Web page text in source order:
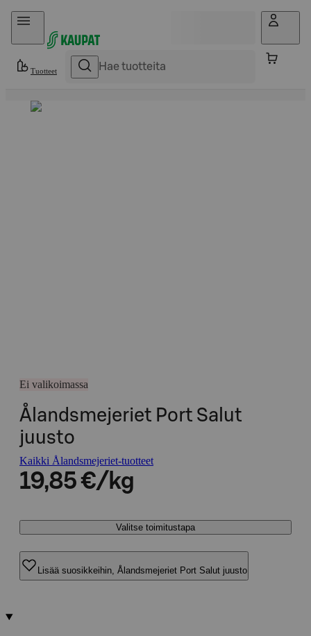
Hyppää sisältöön
Tuotteet
Ei valikoimassa
Ålandsmejeriet Port Salut
juusto
Kaikki Ålandsmejeriet-tuotteet
19,85 €/kg
Valitse toimitustapa
Lisää suosikkeihin, Ålandsmejeriet Port Salut juusto